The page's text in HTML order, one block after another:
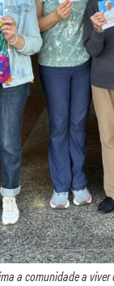
a comunidade a